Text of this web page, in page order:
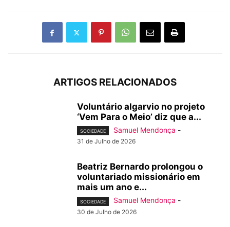
ARTIGOS RELACIONADOS
Voluntário algarvio no projeto
‘Vem Para o Meio’ diz que a...
SOCIEDADE Samuel Mendonça -
31 de Julho de 2026
Beatriz Bernardo prolongou o
voluntariado missionário em
mais um ano e...
SOCIEDADE Samuel Mendonça -
30 de Julho de 2026